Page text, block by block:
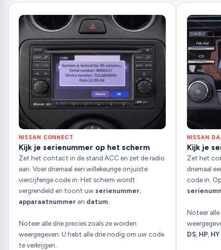
NISSAN CONNECT
Kijk je serienummer op het scherm
Zet het contact in de stand ACC en zet de radio
aan. Voer driemaal een willekeurige onjuiste
viercijferige code in. Het scherm wordt
vergrendeld en toont uwserienummer
apparaatnummer en datum.
Noteer alle drie precies zoals ze worden
weergegeven. U hebt alle drie nodig om uw code
te verkrijgen.
NISSAN
Kijk je
Zet het
driemaal
code in.
Noteer alle
DS, HP, HY